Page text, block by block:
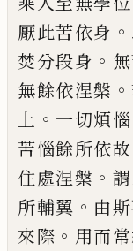
厭此苦依身 。
焚分段身 。
無餘依涅槃 。
上 。 一切煩惱
苦惱餘所依故
住處涅槃 。
所輔翼 。 由
來際 。 用而